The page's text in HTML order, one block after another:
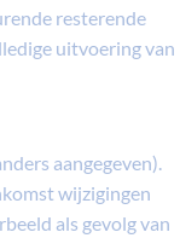
resterende
uitvoering van
aangegeven).
wijzigingen
als gevolg van